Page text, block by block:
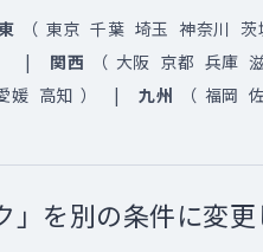
（ 東京 千葉 埼玉 神奈川 茨
関西 （ 大阪 京都 兵庫
媛 高知 ） 九州 （ 福岡
を別の条件に変